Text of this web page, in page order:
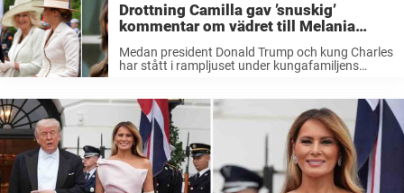
Drottning Camilla gav ’snuskig’
kommentar om vädret till Melania
Trump
Medan president Donald Trump och kung Charles
har stått i rampljuset under kungafamiljens
I tisdags deltog alla fyra i en ...